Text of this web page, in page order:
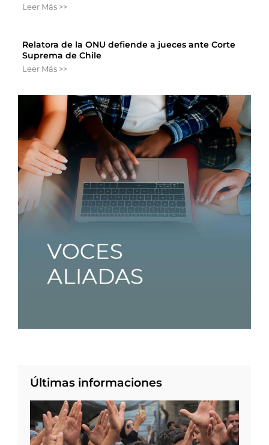
Leer Más >>
Relatora de la ONU defiende a jueces ante Corte
Suprema de Chile
Leer Más >>
Últimas informaciones